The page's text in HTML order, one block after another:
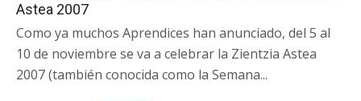
Astea 2007
Como ya muchos Aprendices han anunciado, del 5 al
10 de noviembre se va a celebrar la Zientzia Astea
2007 (también conocida como la Semana...